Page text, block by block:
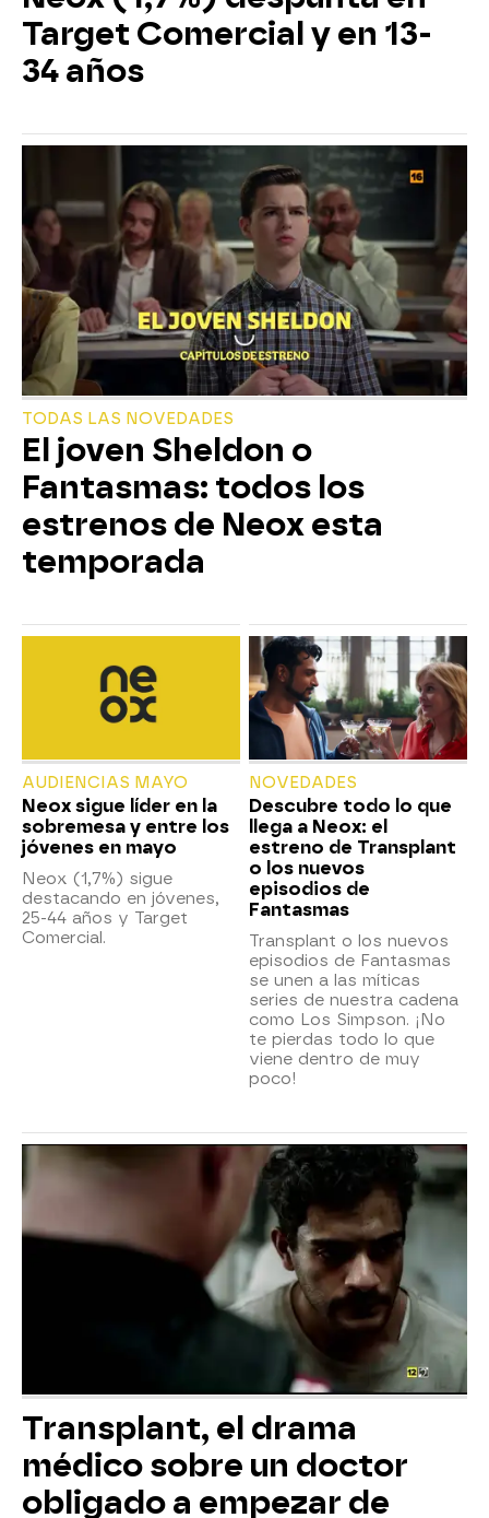
Target Comercial y en 13-
34 años
TODAS LAS NOVEDADES
El joven Sheldon o
Fantasmas: todos los
estrenos de Neox esta
temporada
AUDIENCIAS MAYO
Neox sigue líder en la
sobremesa y entre los
jóvenes en mayo
Neox (1,7%) sigue
destacando en jóvenes,
25-44 años y Target
Comercial.
NOVEDADES
Descubre todo lo que
llega a Neox: el
estreno de Transplant
o los nuevos
episodios de
Fantasmas
Transplant o los nuevos
episodios de Fantasmas
se unen a las míticas
series de nuestra cadena
como Los Simpson. ¡No
te pierdas todo lo que
viene dentro de muy
poco!
Transplant, el drama
médico sobre un doctor
obligado a empezar de